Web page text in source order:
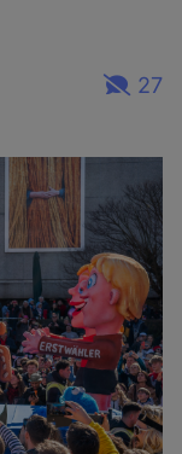
27